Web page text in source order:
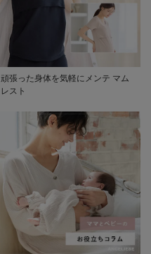
頑張った身体を気軽にメンテ マム
レスト